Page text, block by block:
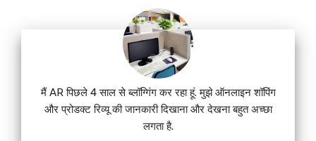
मैं AR पिछले 4 साल से ब्लॉग्गिंग कर रहा हूं. मुझे ऑनलाइन शॉपिंग
और प्रोडक्ट रिव्यू की जानकारी दिखाना और देखना बहुत अच्छा
लगता है.